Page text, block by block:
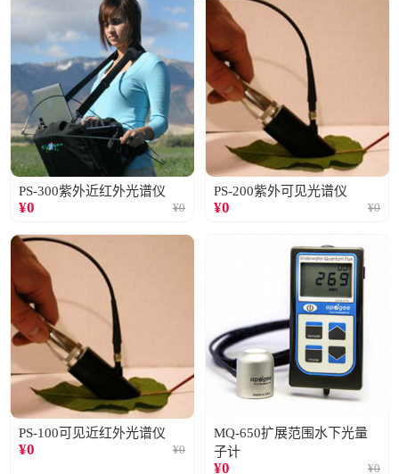
PS-300紫外近红外光谱仪
¥0 ¥0
PS-200紫外可见光谱仪
¥0 ¥0
PS-100可见近红外光谱仪
¥0 ¥0
MQ-650扩展范围水下光量
子计
¥0 ¥0